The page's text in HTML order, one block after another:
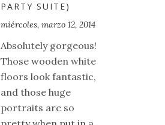
PARTY SUITE)
miércoles, marzo 12, 2014
Absolutely gorgeous!
Those wooden white
floors look fantastic,
and those huge
portraits are so